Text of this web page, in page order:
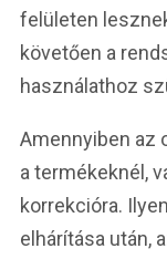
felületen
követően a
használathoz
Amennyiben az
a termékeknél,
korrekcióra.
elhárítása után,